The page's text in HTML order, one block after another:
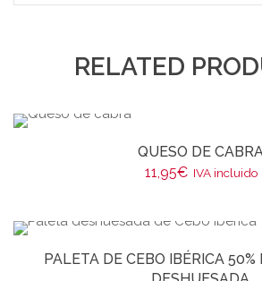
RELATED
QUESO DE
11,95€ IVA incluido
PALETA DE CEBO IBÉRICA 50%